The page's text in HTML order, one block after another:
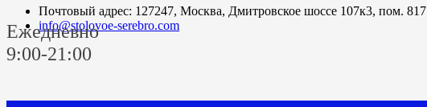
Почтовый адрес: 127247, Москва, Дмитровское шоссе 107к3, пом. 817
info@stolovoe-serebro.com
Ежедневно
9:00-21:00